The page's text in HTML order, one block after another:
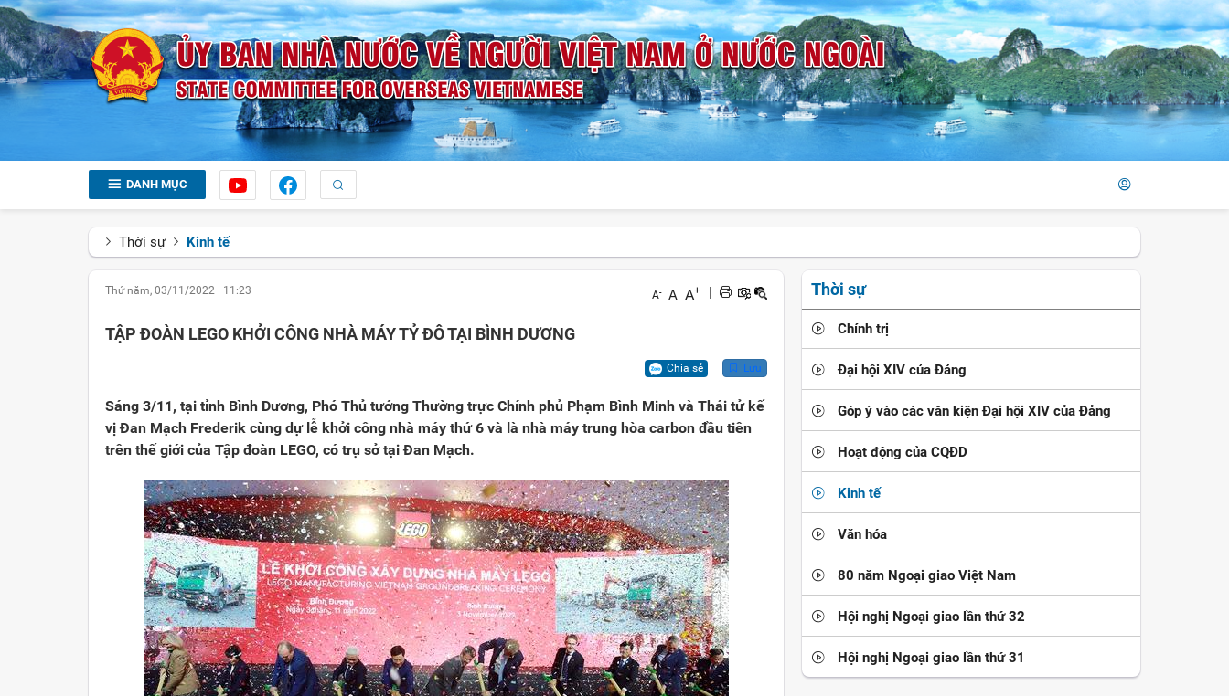
DANH MỤC
Thời sự Kinh tế
Thứ năm, 03/11/2022 11:23 A- A A+ |
TẬP ĐOÀN LEGO KHỞI CÔNG NHÀ MÁY TỶ ĐÔ TẠI BÌNH DƯƠNG
Chia sẻ Lưu
Sáng 3/11, tại tỉnh Bình Dương, Phó Thủ tướng Thường trực Chính phủ Phạm Bình Minh và Thái tử kế
vị Đan Mạch Frederik cùng dự lễ khởi công nhà máy thứ 6 và là nhà máy trung hòa carbon đầu tiên
trên thế giới của Tập đoàn LEGO, có trụ sở tại Đan Mạch.
Thời sự
Chính trị
Đại hội XIV của Đảng
Góp ý vào các văn kiện Đại hội XIV của Đảng
Hoạt động của CQĐD
Kinh tế
Văn hóa
80 năm Ngoại giao Việt Nam
Hội nghị Ngoại giao lần thứ 32
Hội nghị Ngoại giao lần thứ 31